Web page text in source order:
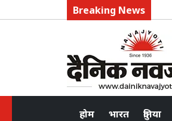
Breaking News
होम भारत दुनिया